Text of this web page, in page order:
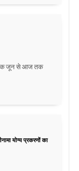
एक जून से आज तक
योग्य प्रकरणों का